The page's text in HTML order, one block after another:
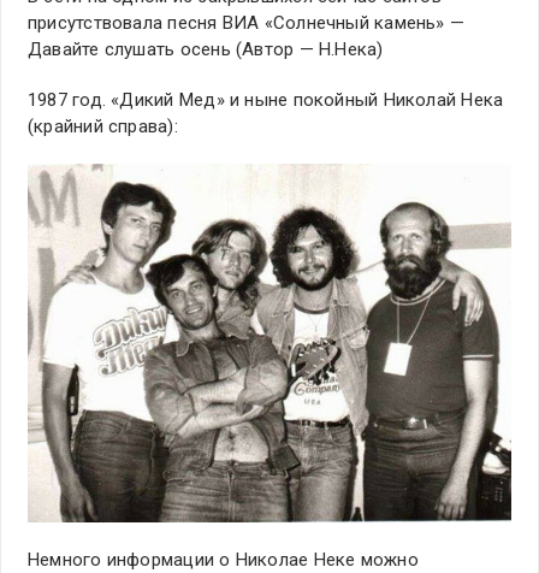
присутствовала песня ВИА «Солнечный камень» —
Давайте слушать осень (Автор — Н.Нека)
1987 год. «Дикий Мед» и ныне покойный Николай Нека
(крайний справа):
Немного информации о Николае Неке можно